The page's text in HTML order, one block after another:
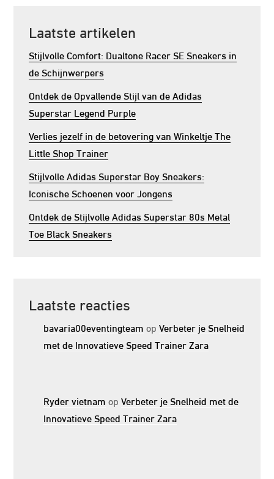
Laatste artikelen
Stijlvolle Comfort: Dualtone Racer SE Sneakers in
de Schijnwerpers
Ontdek de Opvallende Stijl van de Adidas
Superstar Legend Purple
Verlies jezelf in de betovering van Winkeltje The
Little Shop Trainer
Stijlvolle Adidas Superstar Boy Sneakers:
Iconische Schoenen voor Jongens
Ontdek de Stijlvolle Adidas Superstar 80s Metal
Toe Black Sneakers
Laatste reacties
bavaria00eventingteam opVerbeter je Snelheid
met de Innovatieve Speed Trainer Zara
Ryder vietnam opVerbeter je Snelheid met de
Innovatieve Speed Trainer Zara